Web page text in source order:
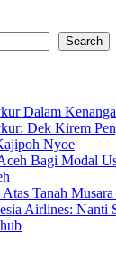
Search
Dalam
Dek Kirem
Nyoe
Bagi Modal
Atas Tanah
Airlines: Nanti